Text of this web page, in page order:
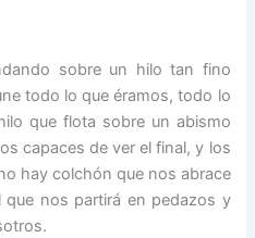
sobre un hilo tan fino
todo lo que éramos, todo lo
que flota sobre un abismo
capaces de ver el final, y los
hay colchón que nos abrace
nos partirá en pedazos y